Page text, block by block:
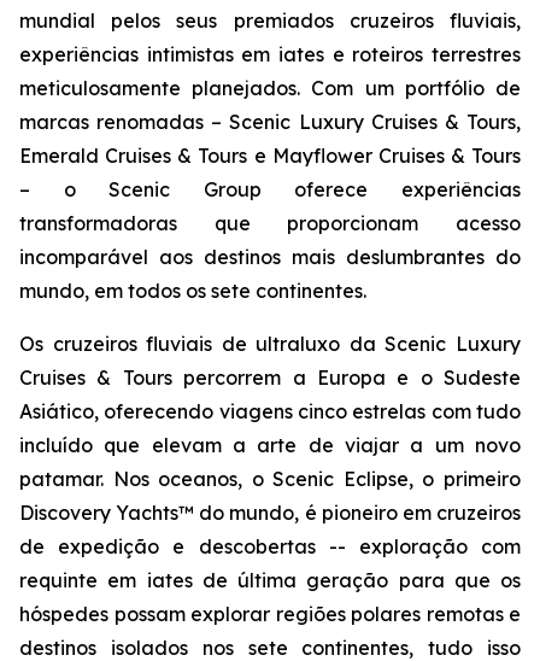
mundial pelos seus premiados cruzeiros fluviais,
experiências intimistas em iates e roteiros terrestres
meticulosamente planejados. Com um portfólio de
marcas renomadas – Scenic Luxury Cruises & Tours,
Emerald Cruises & Tours e Mayflower Cruises & Tours
– o Scenic Group oferece experiências
transformadoras que proporcionam acesso
incomparável aos destinos mais deslumbrantes do
mundo, em todos os sete continentes.
Os cruzeiros fluviais de ultraluxo da Scenic Luxury
Cruises & Tours percorrem a Europa e o Sudeste
Asiático, oferecendo viagens cinco estrelas com tudo
incluído que elevam a arte de viajar a um novo
patamar. Nos oceanos, oScenic Eclipse, o primeiro
Discovery Yachts™ do mundo, é pioneiro em cruzeiros
de expedição e descobertas -- exploração com
requinte em iates de última geração para que os
hóspedes possam explorar regiões polares remotas e
destinos isolados nos sete continentes, tudo isso